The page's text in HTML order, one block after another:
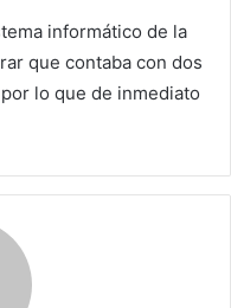
informático de la
que contaba con dos
lo que de inmediato